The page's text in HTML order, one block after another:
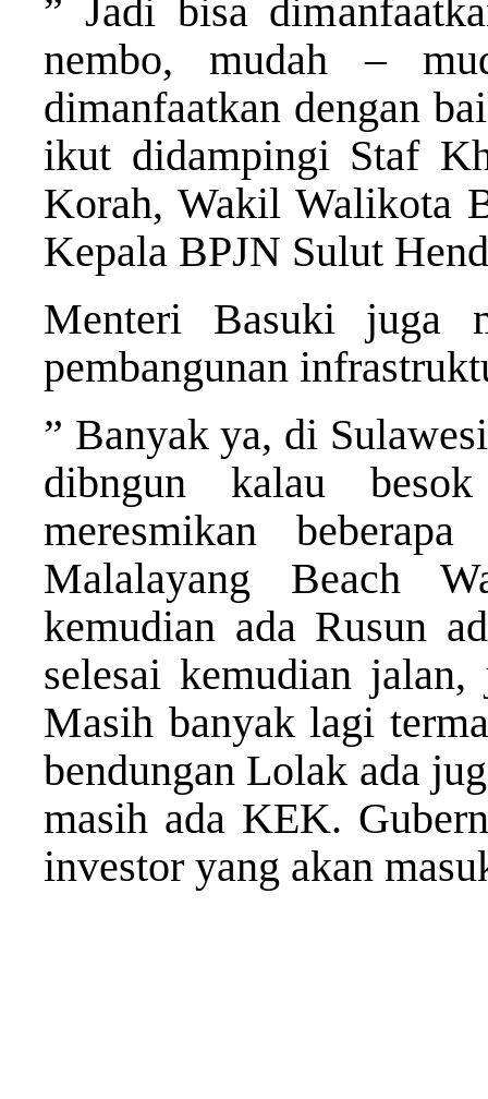
” Jadi bisa
nembo, mudah –
dimanfaatkan dengan
ikut didampingi Staf
Korah, Wakil Walikota
Kepala BPJN Sulut
Menteri Basuki juga
pembangunan
” Banyak ya, di
dibngun kalau
meresmikan
Malalayang Beach
kemudian ada Rusun
selesai kemudian
Masih banyak lagi
bendungan Lolak ada
masih ada KEK.
investor yang akan